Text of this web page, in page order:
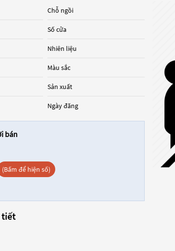
Chỗ ngồi
Số cửa
Nhiên liệu
Màu sắc
Sản xuất
Ngày đăng
bán
(Bấm để hiện số)
tiết